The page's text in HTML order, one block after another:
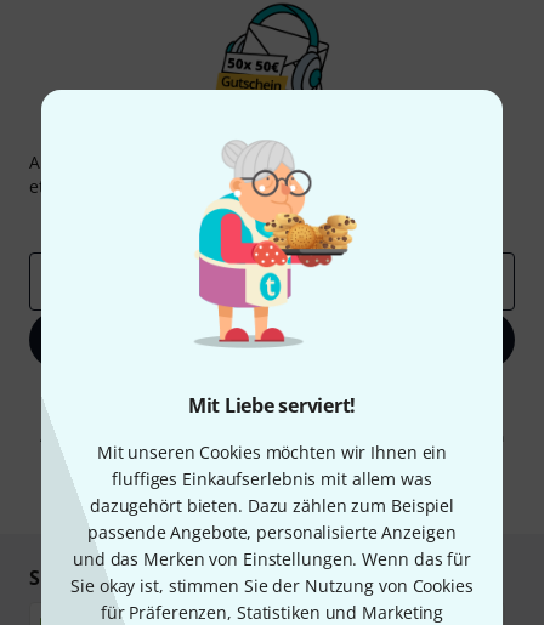
Mit Liebe serviert!
Mit unseren Cookies möchten wir Ihnen ein
fluffiges Einkaufserlebnis mit allem was
dazugehört bieten. Dazu zählen zum Beispiel
passende Angebote, personalisierte Anzeigen
und das Merken von Einstellungen. Wenn das für
Sie okay ist, stimmen Sie der Nutzung von Cookies
für Präferenzen, Statistiken und Marketing
Thomann Newsletter
Abonniere den Thomann Newsletter und gewinne mit
etwas Glück einen von
50 Gutscheinen
Inspirierende Beiträge
Deals Thomann Insights
Jetzt anmelden
Mit Klick auf „Jetzt anmelden“ stimmen Sie dem Erhalt von E-Mail-
Werbung und einer Messung des E-Mail-Nutzungsverhaltens zu. Die
Abmeldung ist jederzeit möglich. Weitere Informationen finden Sie in
unserenDatenschutzhinweisen.
* Pflichtfeld
Sicher einkaufen & bezahlen